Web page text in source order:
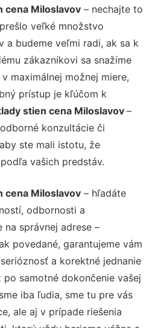
cena Miloslavov – nechajte to
veľké množstvo
a budeme veľmi radi, ak sa k
zákazníkovi sa snažíme
maximálnej možnej miere,
prístup je kľúčom k
stien cena Miloslavov –
konzultácie či
ste mali istotu, že
vašich predstáv.
cena Miloslavov – hľadáte
odbornosti a
správnej adrese –
povedané, garantujeme vám
a korektné jednanie
samotné dokončenie vašej
iba ľudia, sme tu pre vás
ale aj v prípade riešenia